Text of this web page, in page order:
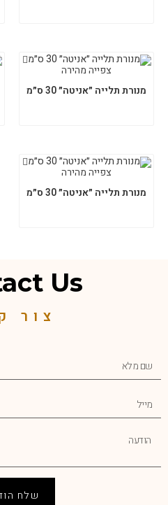
צפייה מהירה
מנורת תלייה ״אניטה״ 30 ס״מ
צפייה מהירה
מנורת תלייה ״אניטה״ 30 ס״מ
Us
צור
שלח